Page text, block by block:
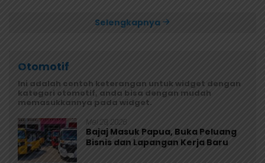
Selengkapnya
Otomotif
Ini adalah contoh keterangan untuk widget dengan
kategori otomotif, anda bisa dengan mudah
memasukkannya pada widget.
Mei 29, 2026
Bajaj Masuk Papua, Buka Peluang
Bisnis dan Lapangan Kerja Baru